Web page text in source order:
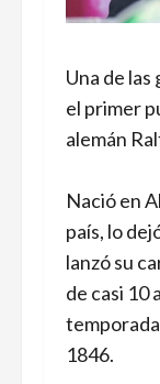
Una de
el primer
alemán
Nació en
país, lo
lanzó su
de casi 10
1846.